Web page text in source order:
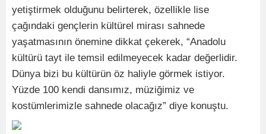
yetiştirmek olduğunu belirterek, özellikle lise
çağındaki gençlerin kültürel mirası sahnede
yaşatmasının önemine dikkat çekerek, “Anadolu
kültürü tayt ile temsil edilmeyecek kadar değerlidir.
Dünya bizi bu kültürün öz haliyle görmek istiyor.
Yüzde 100 kendi dansımız, müziğimiz ve
kostümlerimizle sahnede olacağız” diye konuştu.